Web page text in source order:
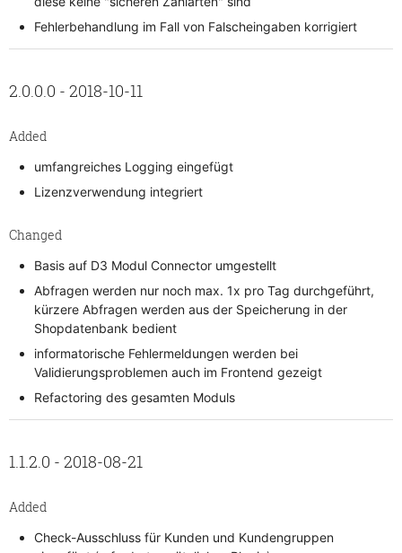
Fehlerbehandlung im Fall von Falscheingaben korrigiert
2.0.0.0 - 2018-10-11
Added
umfangreiches Logging eingefügt
Lizenzverwendung integriert
Changed
Basis auf D3 Modul Connector umgestellt
Abfragen werden nur noch max. 1x pro Tag durchgeführt,
kürzere Abfragen werden aus der Speicherung in der
Shopdatenbank bedient
informatorische Fehlermeldungen werden bei
Validierungsproblemen auch im Frontend gezeigt
Refactoring des gesamten Moduls
1.1.2.0 - 2018-08-21
Added
Check-Ausschluss für Kunden und Kundengruppen